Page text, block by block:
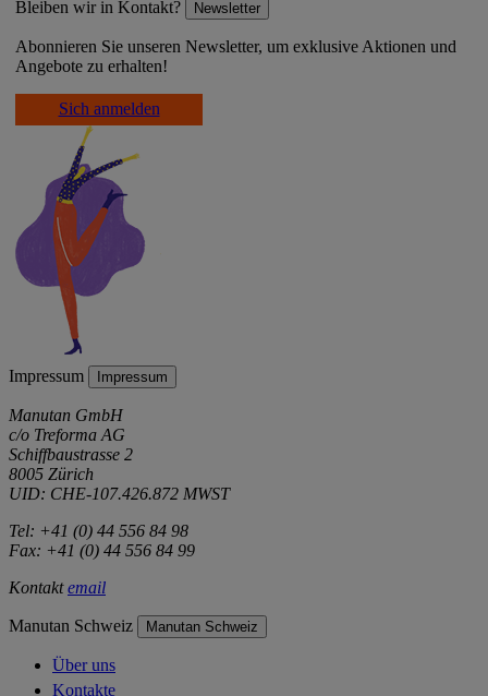
Bleiben wir in Kontakt? Newsletter
Abonnieren Sie unseren Newsletter, um exklusive Aktionen und
Angebote zu erhalten!
Sich anmelden
Impressum Impressum
Manutan GmbH
c/o Treforma AG
Schiffbaustrasse 2
8005 Zürich
UID: CHE-107.426.872 MWST
Tel: +41 (0) 44 556 84 98
Fax: +41 (0) 44 556 84 99
Kontaktemail
Manutan Schweiz Manutan Schweiz
Über uns
Kontakte